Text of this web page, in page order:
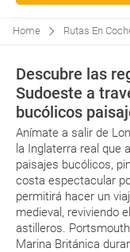
Home Rutas En
Descubre las
Sudoeste a
bucólicos
Anímate a salir de
la Inglaterra real que
paisajes bucólicos,
costa espectacular
permitirá hacer un
medieval, reviviendo
astilleros.
Marina Británica